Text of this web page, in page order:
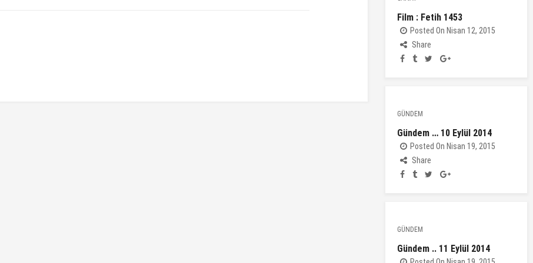
Film : Fetih 1453
Posted On Nisan 12, 2015
Share
GÜNDEM
Gündem … 10 Eylül 2014
Posted On Nisan 19, 2015
Share
GÜNDEM
Gündem .. 11 Eylül 2014